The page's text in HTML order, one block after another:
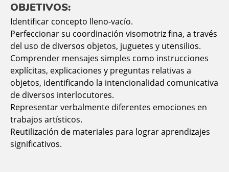
OBJETIVOS:
Identificar concepto lleno-vacío.
Perfeccionar su coordinación visomotriz fina, a través
del uso de diversos objetos, juguetes y utensilios.
Comprender mensajes simples como instrucciones
explícitas, explicaciones y preguntas relativas a
objetos, identificando la intencionalidad comunicativa
de diversos interlocutores.
Representar verbalmente diferentes emociones en
trabajos artísticos.
Reutilización de materiales para lograr aprendizajes
significativos.